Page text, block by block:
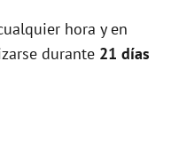
hora y en
durante 21 días